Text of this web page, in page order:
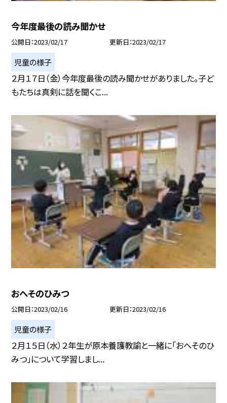
今年度最後の読み聞かせ
公開日 2023/02/17 更新日 2023/02/17
児童の様子
２月１７日（金）今年度最後の読み聞かせがありました。子ど
もたちは真剣に話を聞くこ...
おへそのひみつ
公開日 2023/02/16 更新日 2023/02/16
児童の様子
２月１５日（水）２年生が原本養護教諭と一緒に「おへそのひ
みつ」について学習しまし...